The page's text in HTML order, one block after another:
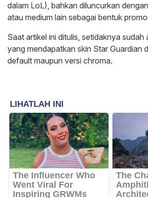
dalam LoL), bahkan diluncurkan
atau medium lain sebagai bentuk
Saat artikel ini ditulis, setidaknya sudah
yang mendapatkan skin Star Guardian
default maupun versi chroma.